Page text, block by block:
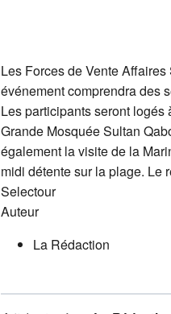
Les Forces de Vente
événement comprendra des
Les participants seront
Grande Mosquée Sultan
également la visite de la
midi détente sur la plage. Le
Selectour
Auteur
La Rédaction